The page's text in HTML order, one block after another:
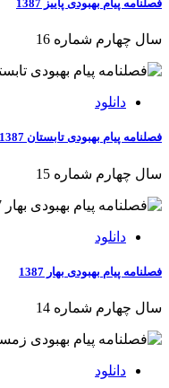
فصلنامه پیام بهبودی پاییز 1387
سال چهارم شماره 16
دانلود
فصلنامه پیام بهبودی تابستان 1387
سال چهارم شماره 15
دانلود
فصلنامه پیام بهبودی بهار 1387
سال چهارم شماره 14
دانلود